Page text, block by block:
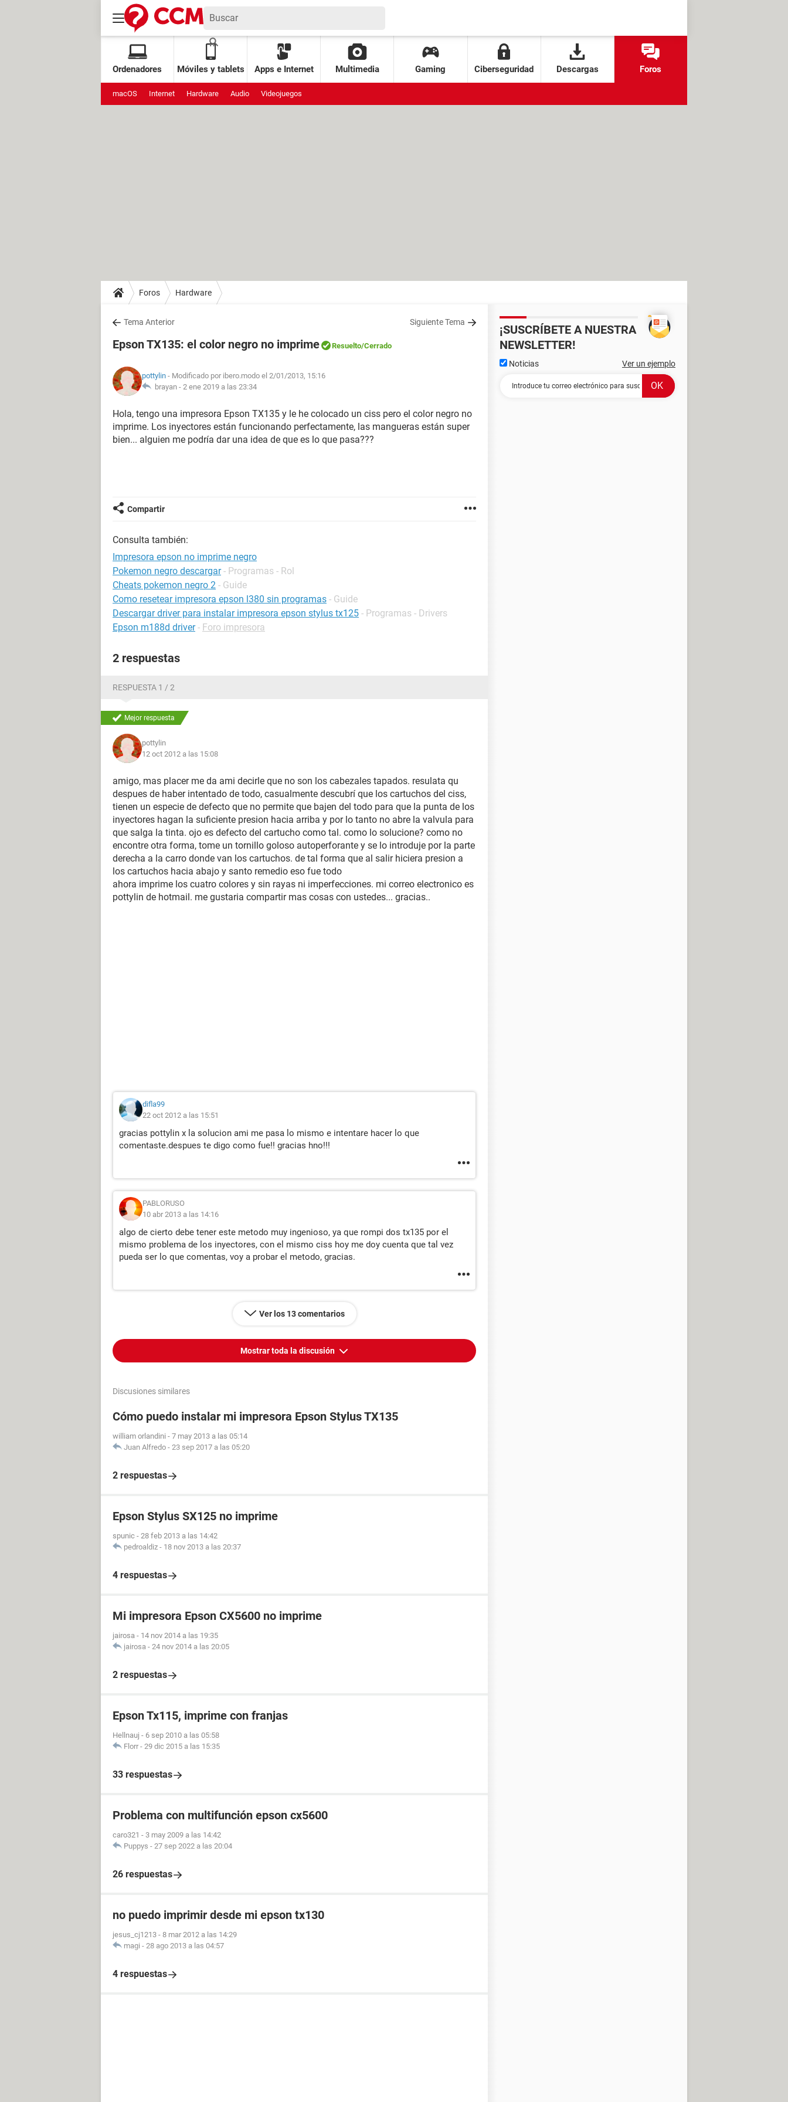
Ordenadores Móviles y tablets Apps e Internet Multimedia Gaming Ciberseguridad Descargas Foros
macOS Internet Hardware Audio Videojuegos
Foros Hardware
Tema Anterior Siguiente Tema
Epson TX135: el color negro no imprime Resuelto/Cerrado
pottylin - Modificado por ibero.modo el 2/01/2013, 15:16
brayan - 2 ene 2019 a las 23:34
Hola, tengo una impresora Epson TX135 y le he colocado un ciss pero el color negro no
imprime. Los inyectores están funcionando perfectamente, las mangueras están super
bien... alguien me podría dar una idea de que es lo que pasa???
Compartir
Consulta también:
Impresora epson no imprime negro
Pokemon negro descargar - Programas - Rol
Cheats pokemon negro 2 - Guide
Como resetear impresora epson l380 sin programas - Guide
Descargar driver para instalar impresora epson stylus tx125 - Programas - Drivers
Epson m188d driver - Foro impresora
2 respuestas
RESPUESTA 1 / 2
Mejor respuesta
pottylin
12 oct 2012 a las 15:08
amigo, mas placer me da ami decirle que no son los cabezales tapados. resulata qu
despues de haber intentado de todo, casualmente descubrí que los cartuchos del ciss,
tienen un especie de defecto que no permite que bajen del todo para que la punta de los
inyectores hagan la suficiente presion hacia arriba y por lo tanto no abre la valvula para
que salga la tinta. ojo es defecto del cartucho como tal. como lo solucione? como no
encontre otra forma, tome un tornillo goloso autoperforante y se lo introduje por la parte
derecha a la carro donde van los cartuchos. de tal forma que al salir hiciera presion a
los cartuchos hacia abajo y santo remedio eso fue todo
ahora imprime los cuatro colores y sin rayas ni imperfecciones. mi correo electronico es
pottylin de hotmail. me gustaria compartir mas cosas con ustedes... gracias..
difla99
22 oct 2012 a las 15:51
gracias pottylin x la solucion ami me pasa lo mismo e intentare hacer lo que
comentaste.despues te digo como fue!! gracias hno!!!
PABLORUSO
10 abr 2013 a las 14:16
algo de cierto debe tener este metodo muy ingenioso, ya que rompi dos tx135 por el
mismo problema de los inyectores, con el mismo ciss hoy me doy cuenta que tal vez
pueda ser lo que comentas, voy a probar el metodo, gracias.
Ver los 13 comentarios
Mostrar toda la discusión
Discusiones similares
Cómo puedo instalar mi impresora Epson Stylus TX135
william orlandini - 7 may 2013 a las 05:14
Juan Alfredo - 23 sep 2017 a las 05:20
2 respuestas
Epson Stylus SX125 no imprime
spunic - 28 feb 2013 a las 14:42
pedroaldiz - 18 nov 2013 a las 20:37
4 respuestas
Mi impresora Epson CX5600 no imprime
jairosa - 14 nov 2014 a las 19:35
jairosa - 24 nov 2014 a las 20:05
2 respuestas
Epson Tx115, imprime con franjas
Hellnauj - 6 sep 2010 a las 05:58
Florr - 29 dic 2015 a las 15:35
33 respuestas
Problema con multifunción epson cx5600
caro321 - 3 may 2009 a las 14:42
Puppys - 27 sep 2022 a las 20:04
26 respuestas
no puedo imprimir desde mi epson tx130
jesus_cj1213 - 8 mar 2012 a las 14:29
magi - 28 ago 2013 a las 04:57
4 respuestas
¡SUSCRÍBETE A NUESTRA
NEWSLETTER!
Noticias Ver un ejemplo